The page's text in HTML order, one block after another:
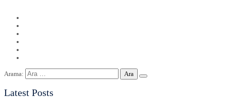
Arama:
Latest Posts